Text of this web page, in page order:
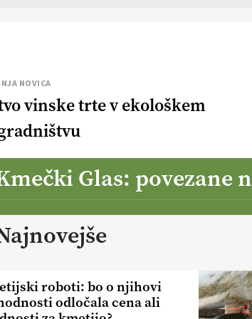
NOVICA
vinske trte v ekološkem
Glas: povezane
roboti: bo o njihovi
odločala cena ali